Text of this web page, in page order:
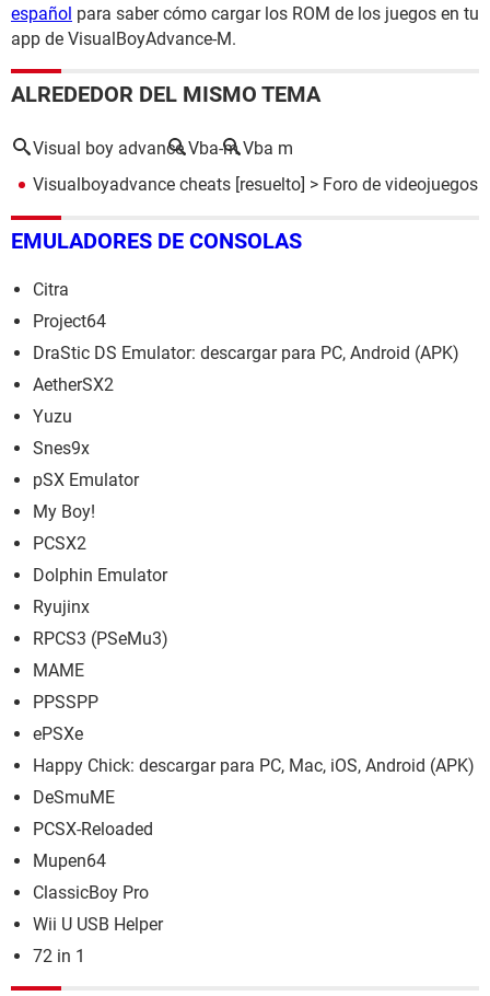
español para saber cómo cargar los ROM de los juegos en tu
app de VisualBoyAdvance-M.
ALREDEDOR DEL MISMO TEMA
Visual boy advance Vba-m Vba m
Visualboyadvance cheats [resuelto] > Foro de videojuegos
EMULADORES DE CONSOLAS
Citra
Project64
DraStic DS Emulator: descargar para PC, Android (APK)
AetherSX2
Yuzu
Snes9x
pSX Emulator
My Boy!
PCSX2
Dolphin Emulator
Ryujinx
RPCS3 (PSeMu3)
MAME
PPSSPP
ePSXe
Happy Chick: descargar para PC, Mac, iOS, Android (APK)
DeSmuME
PCSX-Reloaded
Mupen64
ClassicBoy Pro
Wii U USB Helper
72 in 1